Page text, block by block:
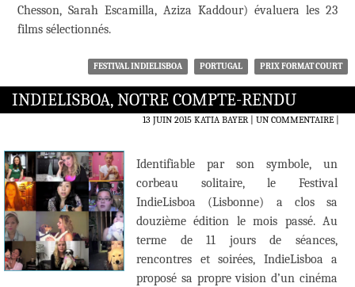
Chesson, Sarah Escamilla, Aziza Kaddour) évaluera les 23
films sélectionnés.
FESTIVAL INDIELISBOA PORTUGAL PRIX FORMAT COURT
INDIELISBOA, NOTRE COMPTE-RENDU
13 JUIN 2015 KATIA BAYER UN COMMENTAIRE|
Identifiable par son symbole, un
corbeau solitaire, le Festival
IndieLisboa (Lisbonne) a clos sa
douzième édition le mois passé. Au
terme de 11 jours de séances,
rencontres et soirées, IndieLisboa a
proposé sa propre vision d’un cinéma